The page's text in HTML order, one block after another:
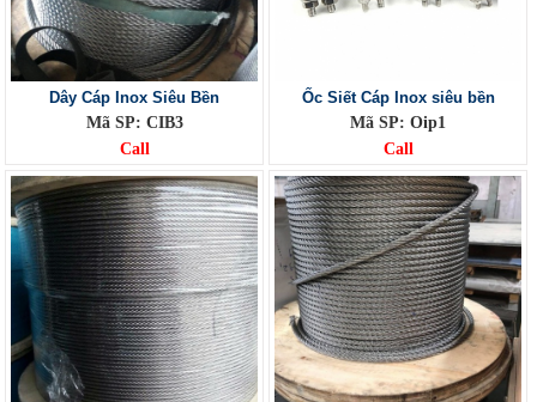
Dây Cáp Inox Siêu Bền
Mã SP: CIB3
Call
Ốc Siết Cáp Inox siêu bền
Mã SP: Oip1
Call